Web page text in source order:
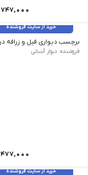
747,000
خرید از سایت فروشنده
وزن 120 گرم سایز: ابعاد بزرگ ارتفاع 100در65، ابعاد متوسط 75 در50 رنگ رنگبندی غیرقابل تغییر
فروشنده: دیوار آبنباتی
477,000
خرید از سایت فروشنده